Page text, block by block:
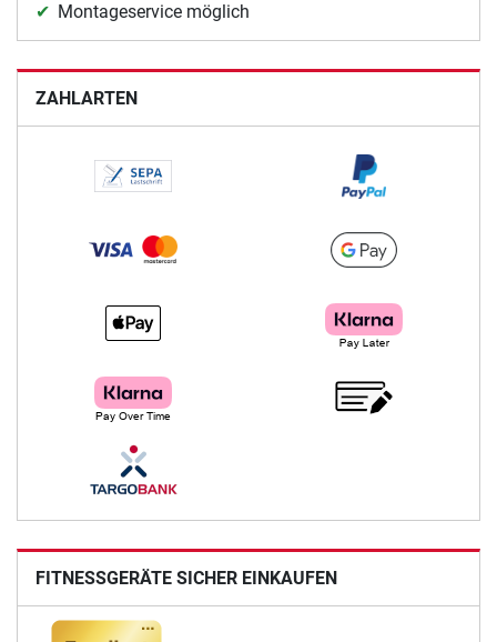
Montageservice möglich
ZAHLARTEN
FITNESSGERÄTE SICHER EINKAUFEN